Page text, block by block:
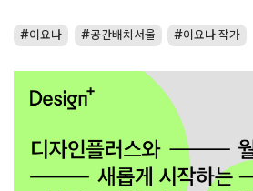
이요나 공간배치서울 이요나 작가